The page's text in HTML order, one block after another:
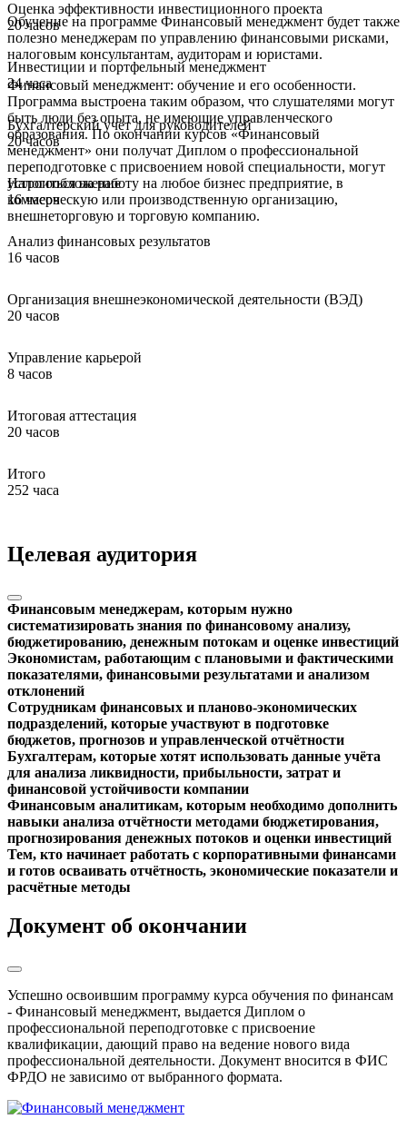
Обучение на программе Финансовый менеджмент будет также
полезно менеджерам по управлению финансовыми рисками,
налоговым консультантам, аудиторам и юристами.
Финансовый менеджмент: обучение и его особенности.
Программа выстроена таким образом, что слушателями могут
быть люди без опыта, не имеющие управленческого
образования. По окончании курсов «Финансовый
менеджмент» они получат Диплом о профессиональной
переподготовке с присвоением новой специальности, могут
устроиться на работу на любое бизнес предприятие, в
коммерческую или производственную организацию,
внешнеторговую и торговую компанию.
Оценка эффективности инвестиционного проекта
20 часов
Инвестиции и портфельный менеджмент
24 часа
Бухгалтерский учет для руководителей
20 часов
Налогообложение
16 часов
Анализ финансовых результатов
16 часов
Организация внешнеэкономической деятельности (ВЭД)
20 часов
Управление карьерой
8 часов
Итоговая аттестация
20 часов
Итого
252 часа
Целевая аудитория
Финансовым менеджерам, которым нужно
систематизировать знания по финансовому анализу,
бюджетированию, денежным потокам и оценке инвестиций
Экономистам, работающим с плановыми и фактическими
показателями, финансовыми результатами и анализом
отклонений
Сотрудникам финансовых и планово-экономических
подразделений, которые участвуют в подготовке
бюджетов, прогнозов и управленческой отчётности
Бухгалтерам, которые хотят использовать данные учёта
для анализа ликвидности, прибыльности, затрат и
финансовой устойчивости компании
Финансовым аналитикам, которым необходимо дополнить
навыки анализа отчётности методами бюджетирования,
прогнозирования денежных потоков и оценки инвестиций
Тем, кто начинает работать с корпоративными финансами
и готов осваивать отчётность, экономические показатели и
расчётные методы
Документ об окончании
Успешно освоившим программу курса обучения по финансам
- Финансовый менеджмент, выдается Диплом о
профессиональной переподготовке с присвоение
квалификации, дающий право на ведение нового вида
профессиональной деятельности. Документ вносится в ФИС
ФРДО не зависимо от выбранного формата.